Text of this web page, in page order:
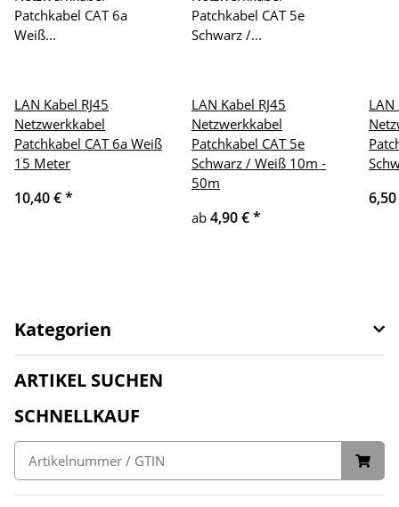
LAN Kabel RJ45
Netzwerkkabel
Patchkabel CAT 6a Weiß
15 Meter
10,40 €*
LAN Kabel RJ45
Netzwerkkabel
Patchkabel CAT 5e
Schwarz / Weiß 10m -
50m
ab 4,90 €*
LAN
Kategorien
ARTIKEL SUCHEN
SCHNELLKAUF